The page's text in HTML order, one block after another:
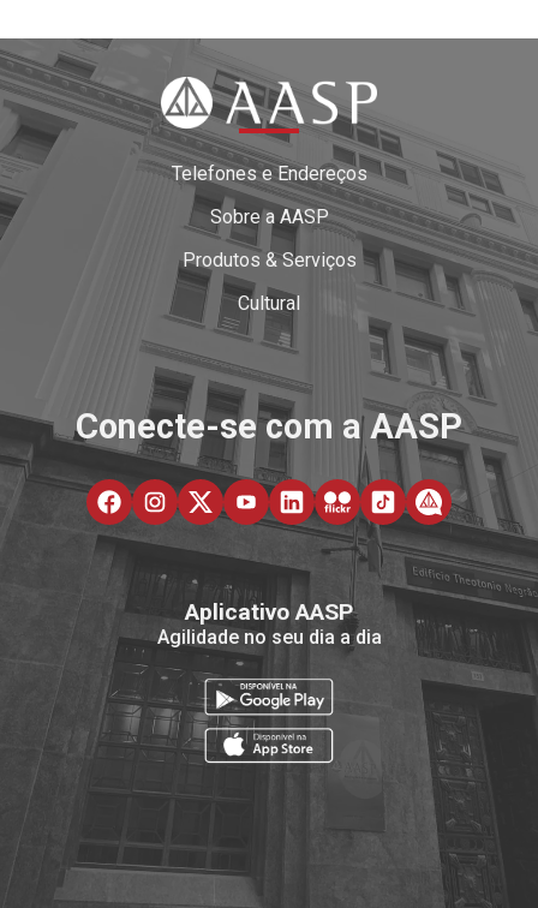
Telefones e Endereços
Sobre a AASP
Produtos & Serviços
Cultural
Conecte-se com a AASP
Aplicativo AASP
Agilidade no seu dia a dia